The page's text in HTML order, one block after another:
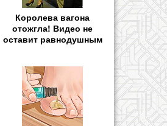
Королева вагона
отожгла! Видео не
оставит равнодушным